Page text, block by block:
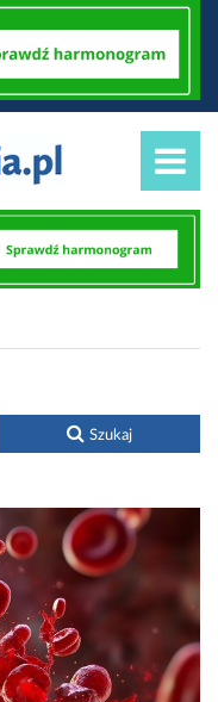
Szukaj